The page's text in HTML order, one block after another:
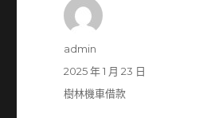
作
admin
發
佈
2025 年 1 月 23 日
分
樹林機車借款